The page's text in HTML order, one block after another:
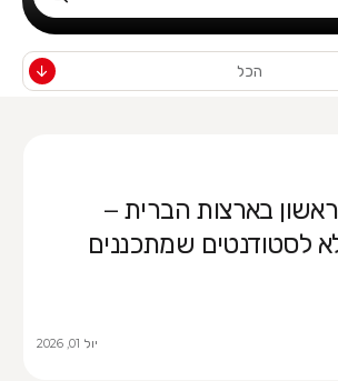
הכל
ראשון בארצות הברית –
לסטודנטים שמתכננים
יול 01, 2026